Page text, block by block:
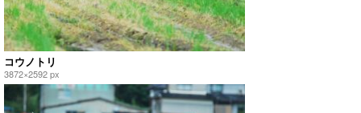
コウノトリ
3872×2592 px